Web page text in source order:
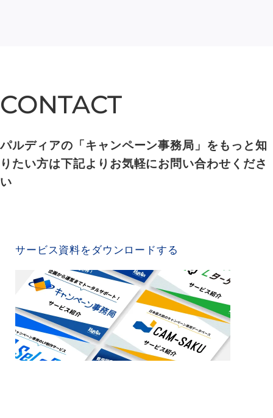
CONTACT
CONTACT
パルディアの「キャンペーン事務局」をもっと知
りたい方は下記よりお気軽にお問い合わせくださ
い
サービス資料をダウンロードする